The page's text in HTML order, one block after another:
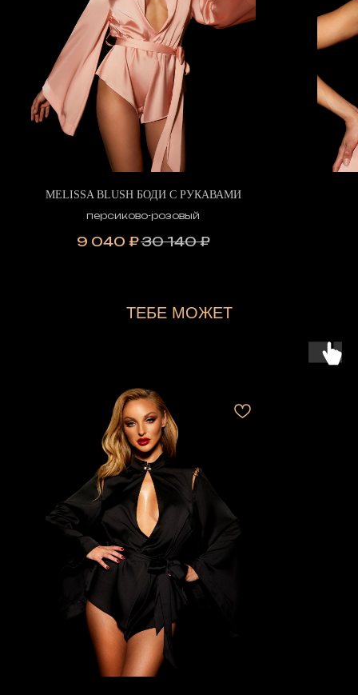
MELISSA BLUSH БОДИ С РУКАВАМИ
персиково-розовый
9 040 ₽30 140 ₽
ТЕБЕ МОЖЕТ